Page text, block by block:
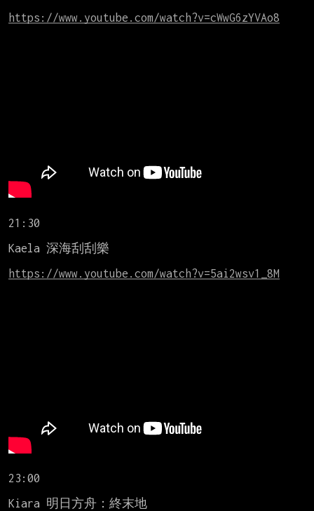
https://www.youtube.com/watch?v=cWwG6zYVAo8
21:30
Kaela 深海刮刮樂
https://www.youtube.com/watch?v=5ai2wsv1_8M
23:00
Kiara 明日方舟：終末地